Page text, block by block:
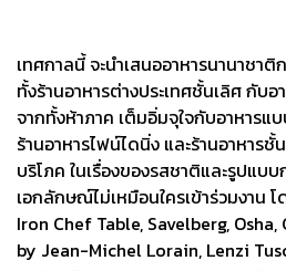
เทศกาลนี้ จะนำเสนออาหารนานาชา
ทั้งร้านอาหารต่างประเทศชั้นเลิศ กับ
จากทั้งห้าภาค เต็มอิ่มจุใจกับอาหาร
ร้านอาหารไฟน์ไดนิ่ง และร้านอาหาร
บริโภค ในเรื่องของรสชาติและรูปแบบ
เอกลักษณ์ไม่เหมือนใครเข้าร่วมงาน
Iron Chef Table, Savelberg,
by Jean-Michel Lorain, Lenzi